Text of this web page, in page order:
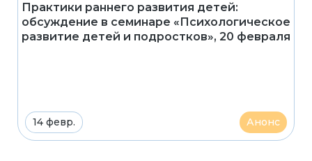
Практики раннего развития детей:
обсуждение в семинаре «Психологическое
развитие детей и подростков», 20 февраля
14 февр. Анонс